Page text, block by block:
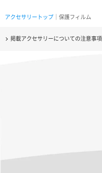
アクセサリートップ ｜保護フィルム
掲載アクセサリーについての注意事項